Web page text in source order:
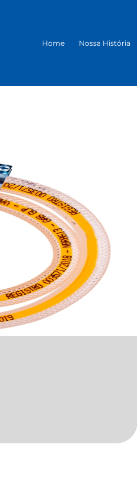
Home Nossa História